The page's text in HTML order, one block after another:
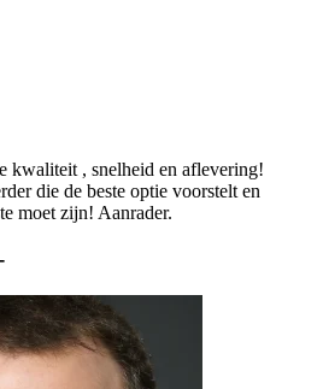
kwaliteit , snelheid en aflevering!
die de beste optie voorstelt en
moet zijn! Aanrader.